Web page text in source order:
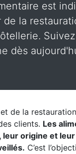
est
la
dès
de la
clients. Les
origine et
C’est